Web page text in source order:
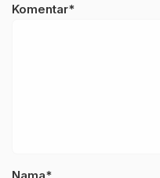
Komentar*